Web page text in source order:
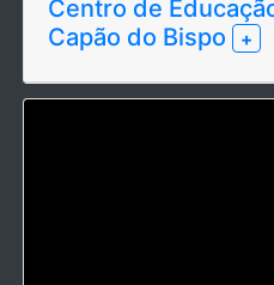
Centro de
Capão do Bispo
+